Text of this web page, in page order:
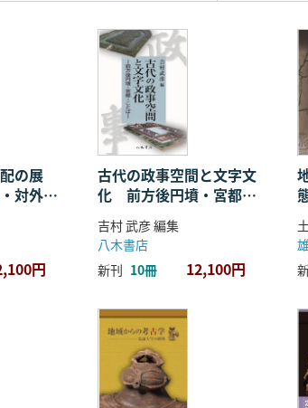
の展
対外関
円
古代の政事空間と文字文
化 前方後円墳・宮都・
ことば
吉村 武彦 編集
八木書店
新刊 10冊 12,100円